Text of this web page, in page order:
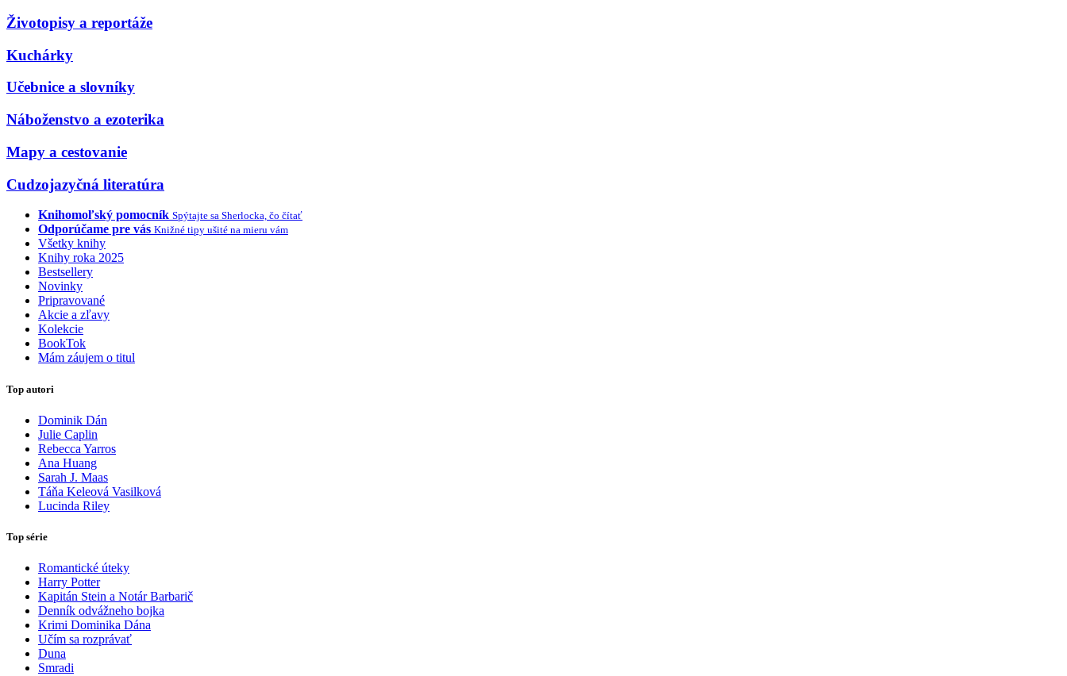
Životopisy a reportáže
Kuchárky
Učebnice a slovníky
Náboženstvo a ezoterika
Mapy a cestovanie
Cudzojazyčná literatúra
Knihomoľský pomocník Spýtajte sa Sherlocka, čo čítať
Odporúčame pre vás Knižné tipy ušité na mieru vám
Všetky knihy
Knihy roka 2025
Bestsellery
Novinky
Pripravované
Akcie a zľavy
Kolekcie
BookTok
Mám záujem o titul
Top autori
Dominik Dán
Julie Caplin
Rebecca Yarros
Ana Huang
Sarah J. Maas
Táňa Keleová Vasilková
Lucinda Riley
Top série
Romantické úteky
Harry Potter
Kapitán Stein a Notár Barbarič
Denník odvážneho bojka
Krimi Dominika Dána
Učím sa rozprávať
Duna
Smradi